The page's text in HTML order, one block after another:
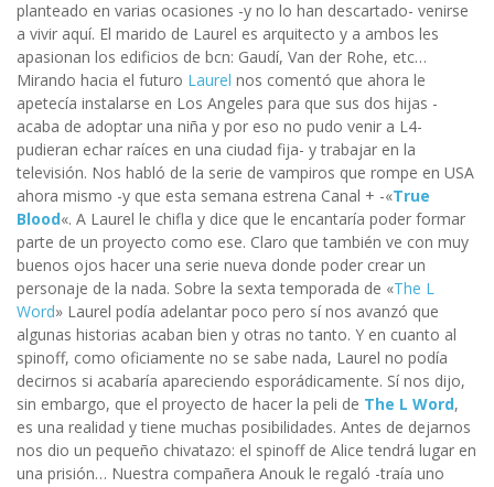
planteado en varias ocasiones -y no lo han descartado- venirse
a vivir aquí. El marido de Laurel es arquitecto y a ambos les
apasionan los edificios de bcn: Gaudí, Van der Rohe, etc…
Mirando hacia el futuro Laurel nos comentó que ahora le
apetecía instalarse en Los Angeles para que sus dos hijas -
acaba de adoptar una niña y por eso no pudo venir a L4-
pudieran echar raíces en una ciudad fija- y trabajar en la
televisión. Nos habló de la serie de vampiros que rompe en USA
ahora mismo -y que esta semana estrena Canal + -«True
Blood«. A Laurel le chifla y dice que le encantaría poder formar
parte de un proyecto como ese. Claro que también ve con muy
buenos ojos hacer una serie nueva donde poder crear un
personaje de la nada. Sobre la sexta temporada de «The L
Word» Laurel podía adelantar poco pero sí nos avanzó que
algunas historias acaban bien y otras no tanto. Y en cuanto al
spinoff, como oficiamente no se sabe nada, Laurel no podía
decirnos si acabaría apareciendo esporádicamente. Sí nos dijo,
sin embargo, que el proyecto de hacer la peli de The L Word,
es una realidad y tiene muchas posibilidades. Antes de dejarnos
nos dio un pequeño chivatazo: el spinoff de Alice tendrá lugar en
una prisión… Nuestra compañera Anouk le regaló -traía uno